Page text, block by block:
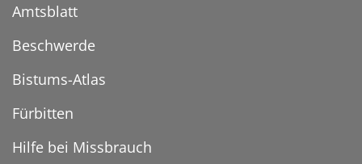
Amtsblatt
Beschwerde
Bistums-Atlas
Fürbitten
Hilfe bei Missbrauch